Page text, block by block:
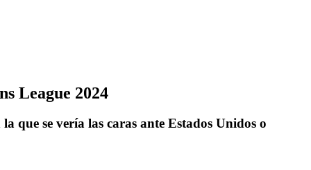
League 2024
que se vería las caras ante Estados Unidos o